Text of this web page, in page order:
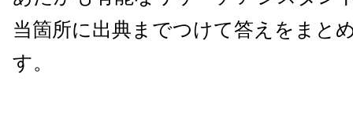
当箇所に出典までつけて答えをまと
す。